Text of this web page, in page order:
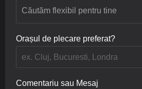
Orașul de plecare preferat?
Comentariu sau Mesaj